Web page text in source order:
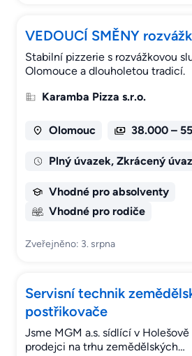
VEDOUCÍ SMĚNY
Stabilní pizzerie s rozvážkovou
Olomouce a dlouholetou tradicí.
Karamba Pizza s.r.o.
Olomouc 38.000 –
Plný úvazek, Zkrácený
Vhodné pro absolventy
Vhodné pro rodiče
Zveřejněno: 3. srpna
Servisní technik
postřikovače
Jsme MGM a.s. sídlící v
prodejci na trhu zemědělských…